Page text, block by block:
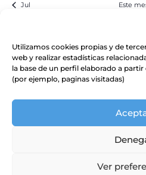
Utilizamos cookies propias y de
web y realizar estadísticas
la base de un perfil elaborado a
(por ejemplo, paginas visitadas)
Ver
Jul Este